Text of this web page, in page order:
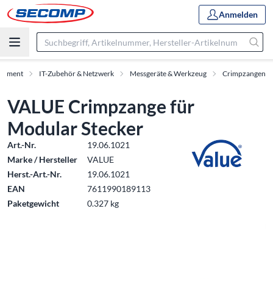
Anmelden
IT-Zubehör & Netzwerk Messgeräte & Werkzeug Crimpzangen
VALUE Crimpzange für
Modular Stecker
Art.-Nr.
19.06.1021
Marke / Hersteller
VALUE
Herst.-Art.-Nr.
19.06.1021
EAN
7611990189113
Paketgewicht
0.327 kg